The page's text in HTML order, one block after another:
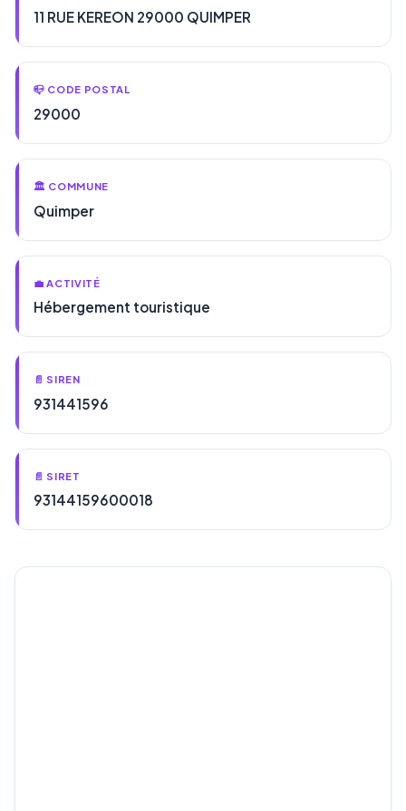
11 RUE KEREON 29000 QUIMPER
📪 CODE POSTAL
29000
🏛️ COMMUNE
Quimper
💼 ACTIVITÉ
Hébergement touristique
📄 SIREN
931441596
📄 SIRET
93144159600018